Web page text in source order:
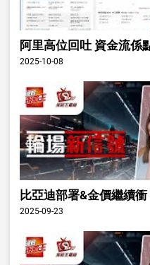
阿里高位回吐 資金流係
2025-10-08
比亞迪部署&金價繼續
2025-09-23